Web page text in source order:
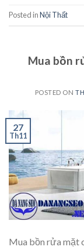
Posted inNội Thất
Mua bồn
POSTED ON
27
Th11
Mua bồn rửa mặt